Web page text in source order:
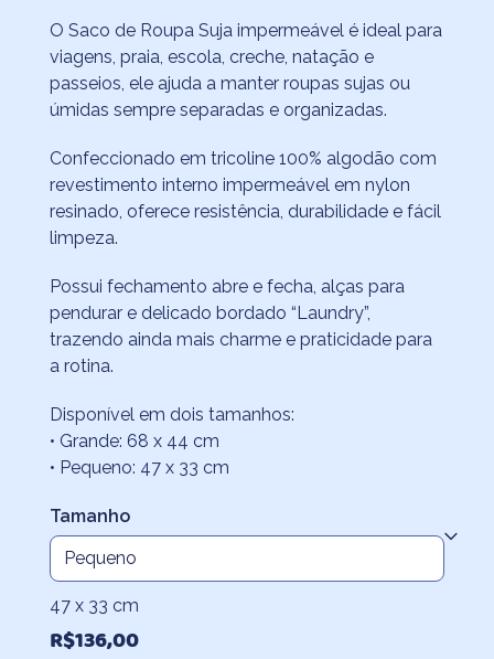
preço:
R$136,00
através
R$156,50
O Saco de Roupa Suja impermeável é ideal para
viagens, praia, escola, creche, natação e
passeios, ele ajuda a manter roupas sujas ou
úmidas sempre separadas e organizadas.
Confeccionado em tricoline 100% algodão com
revestimento interno impermeável em nylon
resinado, oferece resistência, durabilidade e fácil
limpeza.
Possui fechamento abre e fecha, alças para
pendurar e delicado bordado “Laundry”,
trazendo ainda mais charme e praticidade para
a rotina.
Disponível em dois tamanhos:
• Grande: 68 x 44 cm
• Pequeno: 47 x 33 cm
Tamanho
47 x 33 cm
R$136,00